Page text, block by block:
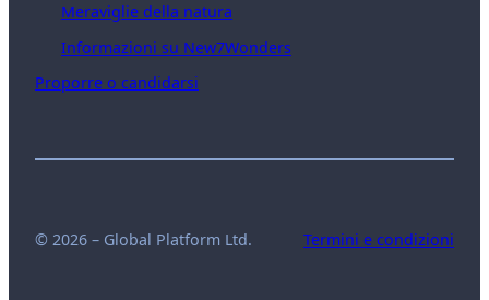
Meraviglie della natura
Informazioni su New7Wonders
Proporre o candidarsi
© 2026 – Global Platform Ltd. Termini e condizioni